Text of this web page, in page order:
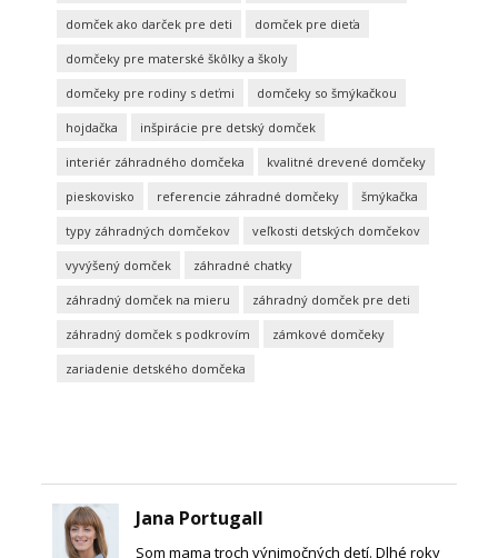
domček ako darček pre deti domček pre dieťa
domčeky pre materské škôlky a školy
domčeky pre rodiny s deťmi domčeky so šmýkačkou
hojdačka inšpirácie pre detský domček
interiér záhradného domčeka kvalitné drevené domčeky
pieskovisko referencie záhradné domčeky šmýkačka
typy záhradných domčekov veľkosti detských domčekov
vyvýšený domček záhradné chatky
záhradný domček na mieru záhradný domček pre deti
záhradný domček s podkrovím zámkové domčeky
zariadenie detského domčeka
Jana Portugall
Som mama troch výnimočných detí. Dlhé roky